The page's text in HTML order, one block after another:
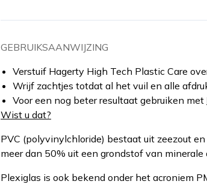
GEBRUIKSAANWIJZING
Verstuif Hagerty High Tech Plastic Care
Wrijf zachtjes totdat al het vuil en alle
Voor een nog beter resultaat gebruiken met
Wist u dat?
PVC (polyvinylchloride) bestaat uit zeezout
meer dan 50% uit een grondstof van minerale
Plexiglas is ook bekend onder het acroniem